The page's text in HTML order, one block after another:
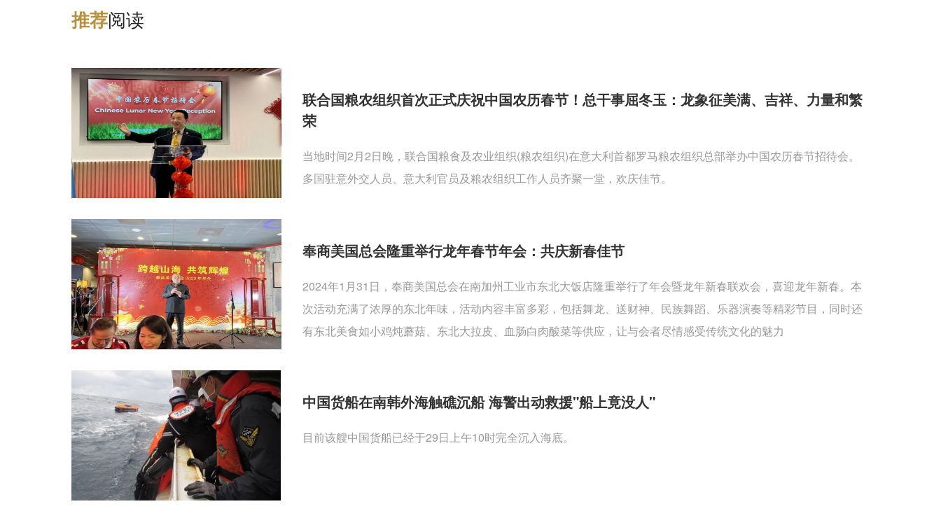
推荐阅读
联合国粮农组织首次正式庆祝中国农历春节！总干事屈冬玉：龙象征美满、吉祥、力量和繁
荣
当地时间2月2日晚，联合国粮食及农业组织(粮农组织)在意大利首都罗马粮农组织总部举办中国农历春节招待会。
多国驻意外交人员、意大利官员及粮农组织工作人员齐聚一堂，欢庆佳节。
奉商美国总会隆重举行龙年春节年会：共庆新春佳节
2024年1月31日，奉商美国总会在南加州工业市东北大饭店隆重举行了年会暨龙年新春联欢会，喜迎龙年新春。本
次活动充满了浓厚的东北年味，活动内容丰富多彩，包括舞龙、送财神、民族舞蹈、乐器演奏等精彩节目，同时还
有东北美食如小鸡炖蘑菇、东北大拉皮、血肠白肉酸菜等供应，让与会者尽情感受传统文化的魅力
中国货船在南韩外海触礁沉船 海警出动救援"船上竟没人"
目前该艘中国货船已经于29日上午10时完全沉入海底。